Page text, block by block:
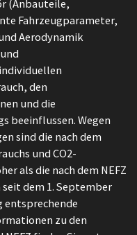
(Anbauteile,
Fahrzeugparameter,
Aerodynamik
den
und die
beeinflussen. Wegen
sind die nach dem
und CO2-
als die nach dem NEFZ
seit dem 1. September
entsprechende
zu den